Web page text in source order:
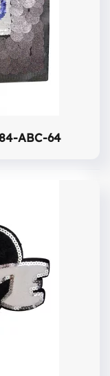
ABC-64